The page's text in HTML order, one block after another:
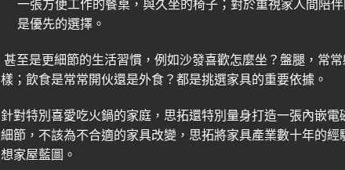
一張方便工作的餐桌，與久坐的椅子；對於重視家人間陪
是優先的選擇。
甚至是更細節的生活習慣，例如沙發喜歡怎麼坐？盤腿，常
樣；飲食是常常開伙還是外食？都是挑選家具的重要依據。
針對特別喜愛吃火鍋的家庭，思拓還特別量身打造一張內嵌電
細節，不該為不合適的家具改變，思拓將家具產業數十年的
想家屋藍圖。